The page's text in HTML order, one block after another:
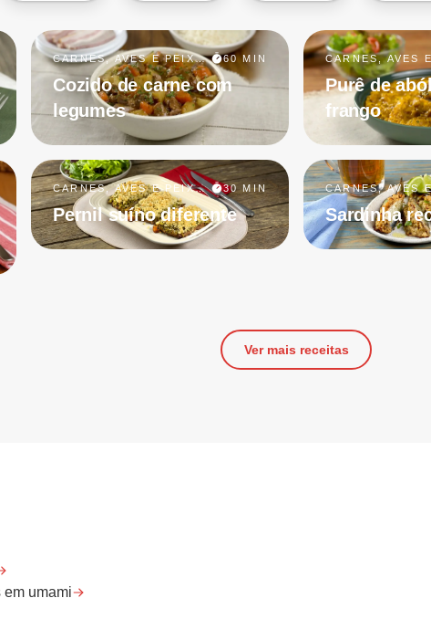
CARNES, AVES E PEIXES 60 MIN
Cozido de carne com
legumes
Purê de
frango
CARNES, AVES E PEIXES 30 MIN
Pernil suíno diferente Sardinha
Ver mais receitas
em umami